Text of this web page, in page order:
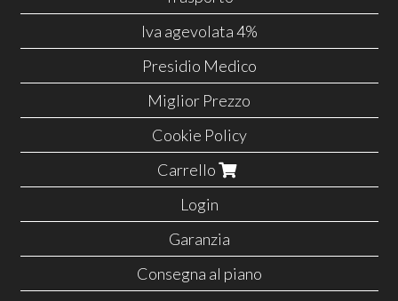
Iva agevolata 4%
Presidio Medico
Miglior Prezzo
Cookie Policy
Carrello
Login
Garanzia
Consegna al piano